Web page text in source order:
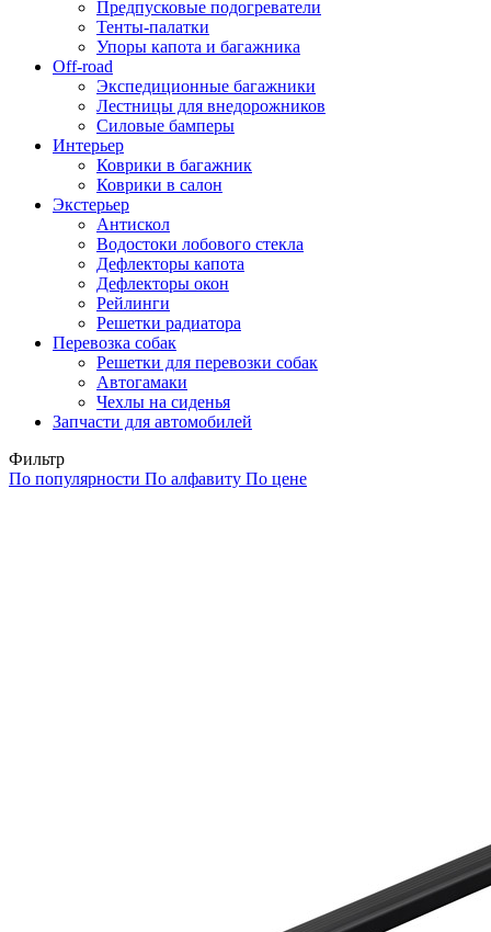
Предпусковые подогреватели
Тенты-палатки
Упоры капота и багажника
Off-road
Экспедиционные багажники
Лестницы для внедорожников
Силовые бамперы
Интерьер
Коврики в багажник
Коврики в салон
Экстерьер
Антискол
Водостоки лобового стекла
Дефлекторы капота
Дефлекторы окон
Рейлинги
Решетки радиатора
Перевозка собак
Решетки для перевозки собак
Автогамаки
Чехлы на сиденья
Запчасти для автомобилей
Фильтр
По популярности По алфавиту По цене